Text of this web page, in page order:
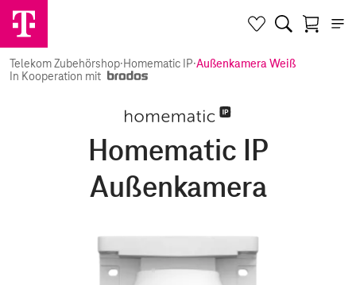
Telekom Zubehörshop·Homematic IP·Außenkamera Weiß
In Kooperation mit
Homematic IP
Außenkamera